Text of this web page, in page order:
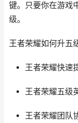
键。只要你在游戏
级。
王者荣耀如何升五
王者荣耀快速
王者荣耀五级
王者荣耀团队